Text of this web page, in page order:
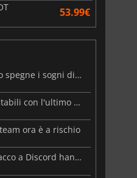
53.99€
Steam Frame: il prezzo trapelato spegne i sogni di un VR economico
Palworld: Sunreach e boss più stabili con l'ultimo update
ora è a rischio
Le mappe dei malware e un attacco a Discord hanno colpito Meccha Chameleon